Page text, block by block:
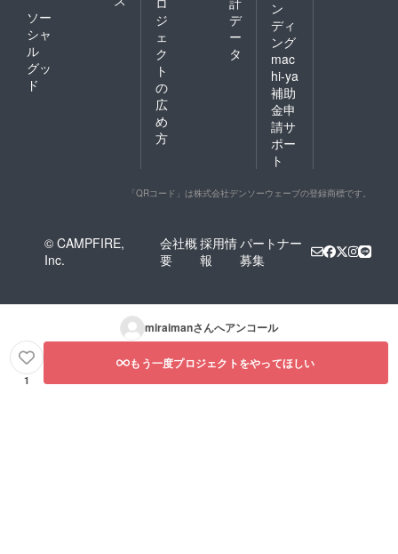
ソー
シャ
ル
グッ
ド
ジ
ェ
ク
ト
の
広
め
方
デ
ー
タ
ン
ディ
ング
mac
hi-ya
補助
金申
請サ
ポー
ト
「QRコード」は株式会社デンソーウェーブの登録商標です。
© CAMPFIRE,
Inc.
会社概
要
採用情
報
パートナー
募集
miraimanさんへアンコール
1
もう一度プロジェクトをやってほしい